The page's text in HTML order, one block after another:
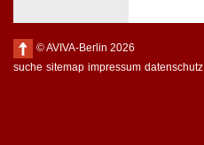
© AVIVA-Berlin 2026
suche sitemap impressum datenschutz